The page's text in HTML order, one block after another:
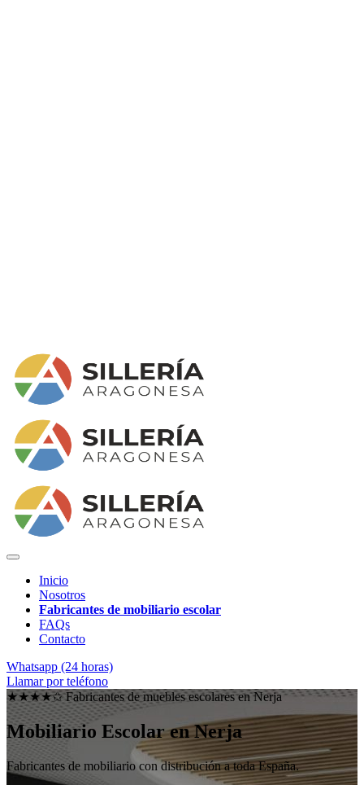
Inicio
Nosotros
Fabricantes de mobiliario escolar
FAQs
Contacto
Whatsapp (24 horas)
Llamar por teléfono
★★★★✩ Fabricantes de muebles escolares enNerja
Mobiliario Escolar en Nerja
Fabricantes de mobiliario con distribución a toda España.